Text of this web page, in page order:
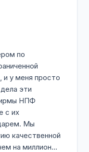
по
у меня просто
эти
НПФ
с их
Мы
качественной
на миллион...